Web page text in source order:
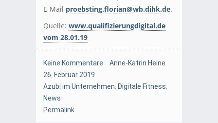
E-Mail proebsting.florian@wb.dihk.de.
Quelle: www.qualifizierungdigital.de
vom 28.01.19
Keine Kommentare
Anne-Katrin Heine
26. Februar 2019
Azubi im Unternehmen, Digitale Fitness,
News
Permalink